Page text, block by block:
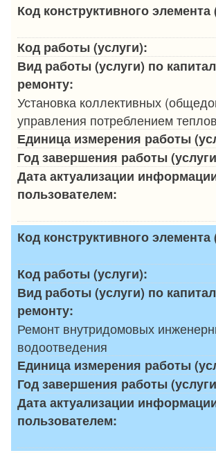
Код конструктивного
Код работы (услуги):
Вид работы (услуги) по
ремонту:
Установка коллективных
управления потреблением
Единица измерения работы
Год завершения работы
Дата актуализации
пользователем:
Код конструктивного
Код работы (услуги):
Вид работы (услуги) по
ремонту:
Ремонт внутридомовых
водоотведения
Единица измерения работы
Год завершения работы
Дата актуализации
пользователем: